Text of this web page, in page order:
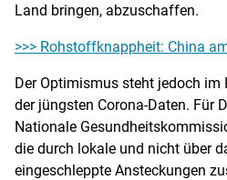
Land bringen, abzuschaffen.
>>> Rohstoffknappheit: China
Der Optimismus steht jedoch
der jüngsten Corona-Daten. Für
Nationale
die durch lokale und nicht über
eingeschleppte Ansteckungen